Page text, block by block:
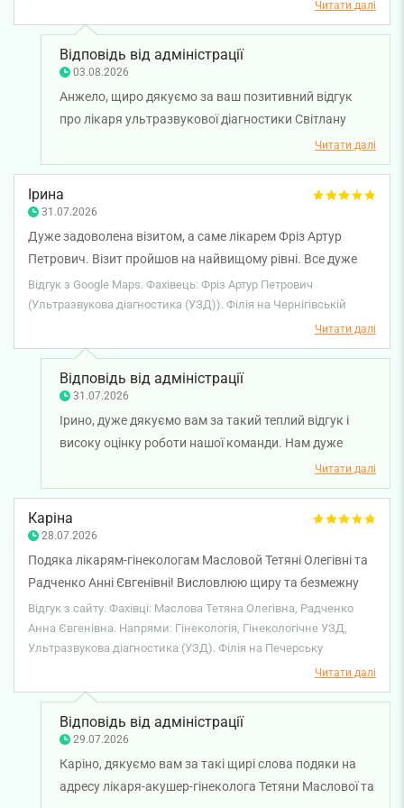
Читати далі
Відповідь від адміністрації
03.08.2026
Анжело, щиро дякуємо за ваш позитивний відгук
про лікаря ультразвукової діагностики Світлану
Читати далі
Ірина
31.07.2026
Дуже задоволена візитом, а саме лікарем Фріз Артур
Петрович. Візит пройшов на найвищому рівні. Все дуже
сподобалося. Також дуже задоволена адміністратором
Валентиною, її відношенням до пацієнта, емпатією та
Відгук з Google Maps. Фахівець: Фріз Артур Петрович
(Ультразвукова діагностика (УЗД)). Філія на Чернігівській
Читати далі
Відповідь від адміністрації
31.07.2026
Ірино, дуже дякуємо вам за такий теплий відгук і
високу оцінку роботи нашої команди. Нам дуже
приємно, що візит до лікаря ультразвукової
діагностики Артура Фріза залишив у вас лише
позитивні враження, а консультація пройшла на
високому рівні. Бажаємо вам міцного здоров'я!
Читати далі
Каріна
28.07.2026
Подяка лікарям-гінекологам Масловой Тетяні Олегівні та
Радченко Анні Євгенівні! Висловлюю щиру та безмежну
подяку лікарям-гінекологам за високий професіоналізм,
компетентність, уважне та чуйне ставлення до пацієнтів.
Дякую Вам за турботу, підтримку, людяність і
відповідальне ставлення до своєї надзвичайно важливої
роботи. Ваша професійність, уважність до кожної
пацієнтки та бажання допомогти викликають щиру
повагу та вдячність. Нехай Ваша нелегка, але
надзвичайно важлива праця завжди буде гідно оцінена, а
кожен день приносить задоволення від результатів Вашої
Відгук з сайту. Фахівці: Маслова Тетяна Олегівна, Радченко
Анна Євгенівна. Напрями: Гінекологія, Гінекологічне УЗД,
Ультразвукова діагностика (УЗД). Філія на Печерську
Читати далі
Відповідь від адміністрації
29.07.2026
Каріно, дякуємо вам за такі щирі слова подяки на
адресу лікаря-акушер-гінеколога Тетяни Маслової та